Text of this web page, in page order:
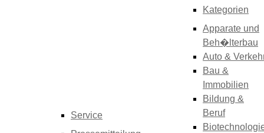
Service
Kategorien
Apparate und
Beh�lterbau
Auto &
Bau &
Immobilien
Bildung &
Beruf